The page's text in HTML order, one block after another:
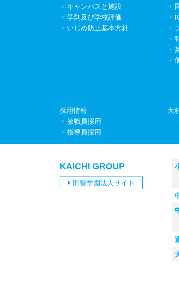
キャンパスと施設
学則及び学校評価
いじめ防止基本方針
採用情報
教職員採用
指導員採用
大
KAICHI GROUP
開智学園法人サイト